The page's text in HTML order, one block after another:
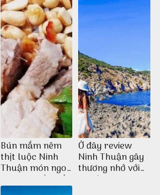
Bún mắm nêm
thịt luộc Ninh
Thuận món ngon
dân dã miền biển
Ở đây review
Ninh Thuận gây
thương nhớ với
nét đẹp thiên